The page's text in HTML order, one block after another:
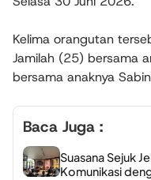
Kelima orangutan
Jamilah (25) bersama
bersama anaknya
Baca Juga :
Suasana Sejuk
Komunikasi